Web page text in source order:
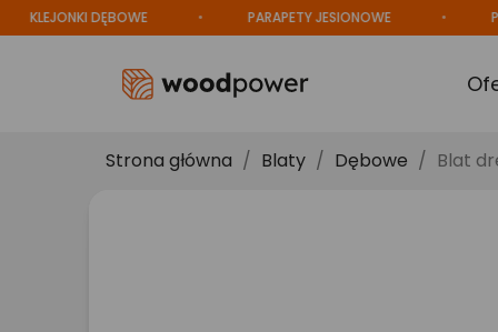
DĘBOWE PARAPETY JESIONOWE
Strona główna Blaty Dębowe Blat